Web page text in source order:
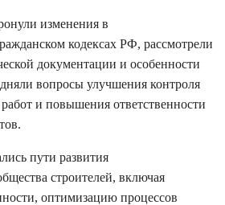
изменения в
кодексах РФ, рассмотрели
документации и особенности
вопросы улучшения контроля
и повышения ответственности
пути развития
строителей, включая
оптимизацию процессов